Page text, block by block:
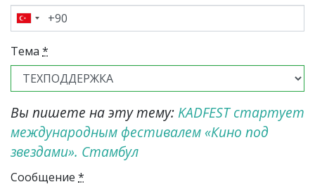
Тема *
Вы пишете на эту тему: KADFEST стартует
международным фестивалем «Кино под
звездами». Стамбул
Сообщение *